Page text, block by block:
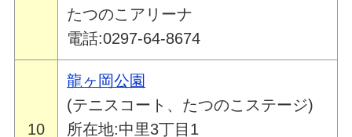
たつのこアリーナ
電話:0297-64-8674
10
龍ヶ岡公園
(テニスコート、たつのこステージ)
所在地:中里3丁目1